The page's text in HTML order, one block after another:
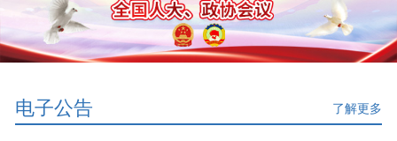
电子公告 了解更多